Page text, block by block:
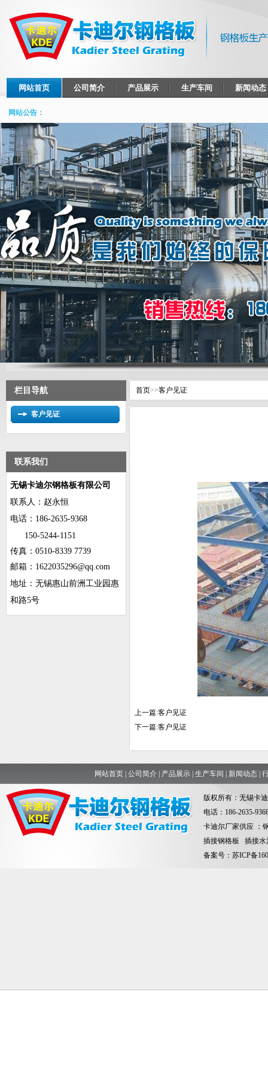
网站首页 公司简介 产品展示 生产车间 新闻动态
网站公告：
栏目导航
客户见证
联系我们
无锡卡迪尔钢格板有限公司
联系人：赵永恒
电话： 186-2635-9368
150-5244-1151
传真：0510-8339 7739
邮箱：1622035296@qq.com
地址：无锡惠山前洲工业园惠
和路5号
首页>>客户见证
上一篇:客户见证
下一篇:客户见证
网站首页 | 公司简介 | 产品展示 | 生产车间 | 新闻动态 |
版权所有：无锡卡
电话：186-2635-
卡迪尔厂家供应 ：
插接钢格板 插接水
备案号： 苏ICP备